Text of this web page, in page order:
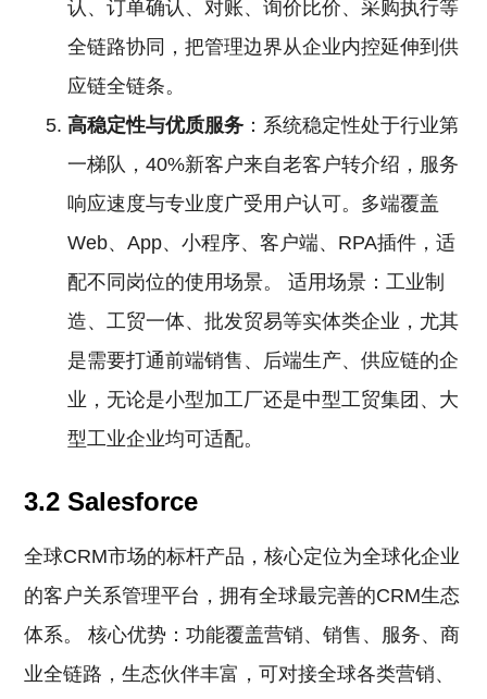
认、订单确认、对账、询价比价、采购执行等
全链路协同，把管理边界从企业内控延伸到供
应链全链条。
高稳定性与优质服务 ：系统稳定性处于行业第
一梯队，40%新客户来自老客户转介绍，服务
响应速度与专业度广受用户认可。多端覆盖
Web、App、小程序、客户端、RPA插件，适
配不同岗位的使用场景。 适用场景：工业制
造、工贸一体、批发贸易等实体类企业，尤其
是需要打通前端销售、后端生产、供应链的企
业，无论是小型加工厂还是中型工贸集团、大
型工业企业均可适配。
3.2 Salesforce
全球CRM市场的标杆产品，核心定位为全球化企业
的客户关系管理平台，拥有全球最完善的CRM生态
体系。 核心优势：功能覆盖营销、销售、服务、商
业全链路，生态伙伴丰富，可对接全球各类营销、